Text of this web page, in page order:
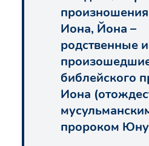
Иона, Йона –
родственные
библейского
Иона
пророком